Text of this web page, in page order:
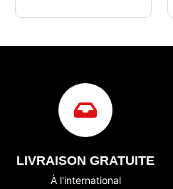
LIVRAISON GRATUITE
À l'international